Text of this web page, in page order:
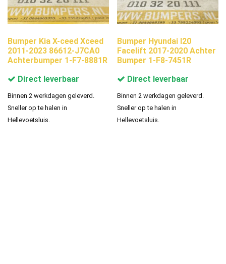
Bumper Kia X-ceed Xceed
2011-2023 86612-J7CA0
Achterbumper 1-F7-8881R
Direct leverbaar
Binnen 2 werkdagen geleverd.
Sneller op te halen in
Hellevoetsluis.
Bumper Hyundai I20
Facelift 2017-2020 Achter
Bumper 1-F8-7451R
Direct leverbaar
Binnen 2 werkdagen geleverd.
Sneller op te halen in
Hellevoetsluis.